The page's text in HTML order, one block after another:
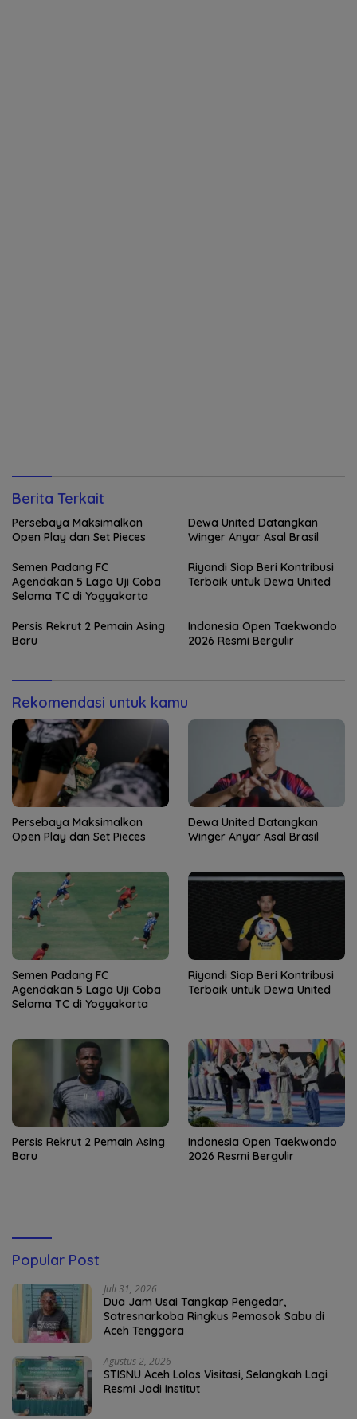
Berita Terkait
Persebaya Maksimalkan
Open Play dan Set Pieces
Dewa United Datangkan
Winger Anyar Asal Brasil
Semen Padang FC
Agendakan 5 Laga Uji Coba
Selama TC di Yogyakarta
Riyandi Siap Beri Kontribusi
Terbaik untuk Dewa United
Persis Rekrut 2 Pemain Asing
Baru
Indonesia Open Taekwondo
2026 Resmi Bergulir
Rekomendasi untuk kamu
Persebaya Maksimalkan
Open Play dan Set Pieces
Dewa United Datangkan
Winger Anyar Asal Brasil
Semen Padang FC
Agendakan 5 Laga Uji Coba
Selama TC di Yogyakarta
Riyandi Siap Beri Kontribusi
Terbaik untuk Dewa United
Persis Rekrut 2 Pemain Asing
Baru
Indonesia Open Taekwondo
2026 Resmi Bergulir
Popular Post
Juli 31, 2026
Dua Jam Usai Tangkap Pengedar,
Satresnarkoba Ringkus Pemasok Sabu di
Aceh Tenggara
Agustus 2, 2026
STISNU Aceh Lolos Visitasi, Selangkah Lagi
Resmi Jadi Institut